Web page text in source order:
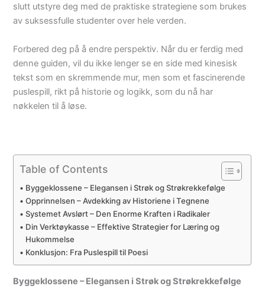
slutt utstyre deg med de praktiske strategiene som brukes
av suksessfulle studenter over hele verden.
Forbered deg på å endre perspektiv. Når du er ferdig med
denne guiden, vil du ikke lenger se en side med kinesisk
tekst som en skremmende mur, men som et fascinerende
puslespill, rikt på historie og logikk, som du nå har
nøkkelen til å løse.
Table of Contents
Byggeklossene – Elegansen i Strøk og Strøkrekkefølge
Opprinnelsen – Avdekking av Historiene i Tegnene
Systemet Avslørt – Den Enorme Kraften i Radikaler
Din Verktøykasse – Effektive Strategier for Læring og
Hukommelse
Konklusjon: Fra Puslespill til Poesi
Byggeklossene – Elegansen i Strøk og Strøkrekkefølge